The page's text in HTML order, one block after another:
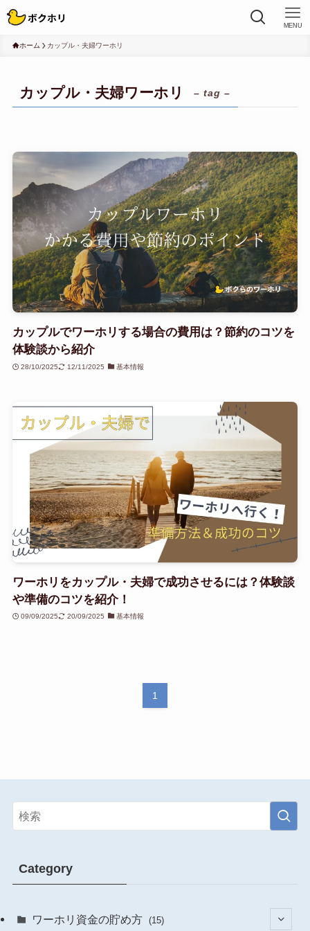
MENU
ホーム カップル・夫婦ワーホリ
カップル・夫婦ワーホリ – tag –
カップルでワーホリする場合の費用は？節約のコツを
体験談から紹介
28/10/2025 12/11/2025 基本情報
ワーホリをカップル・夫婦で成功させるには？体験談
や準備のコツを紹介！
09/09/2025 20/09/2025 基本情報
1
Category
ワーホリ資金の貯め方 (15)